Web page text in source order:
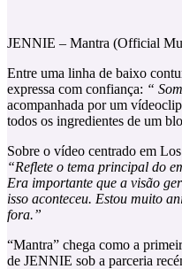
JENNIE – Mantra (Official
Entre uma linha de baixo
expressa com confiança: “
acompanhada por um
todos os ingredientes de um
Sobre o vídeo centrado em
“Reflete o tema principal do
Era importante que a visão
isso aconteceu. Estou muito
fora.”
“Mantra” chega como a
de JENNIE sob a parceria